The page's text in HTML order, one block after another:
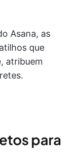
Asana, as
que
atribuem
para